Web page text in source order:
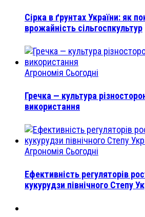
Сірка в ґрунтах України: як
врожайність сільгоспкультур
Агрономія Сьогодні
Гречка — культура
використання
Агрономія Сьогодні
Ефективність регуляторів
кукурудзи північного Степу